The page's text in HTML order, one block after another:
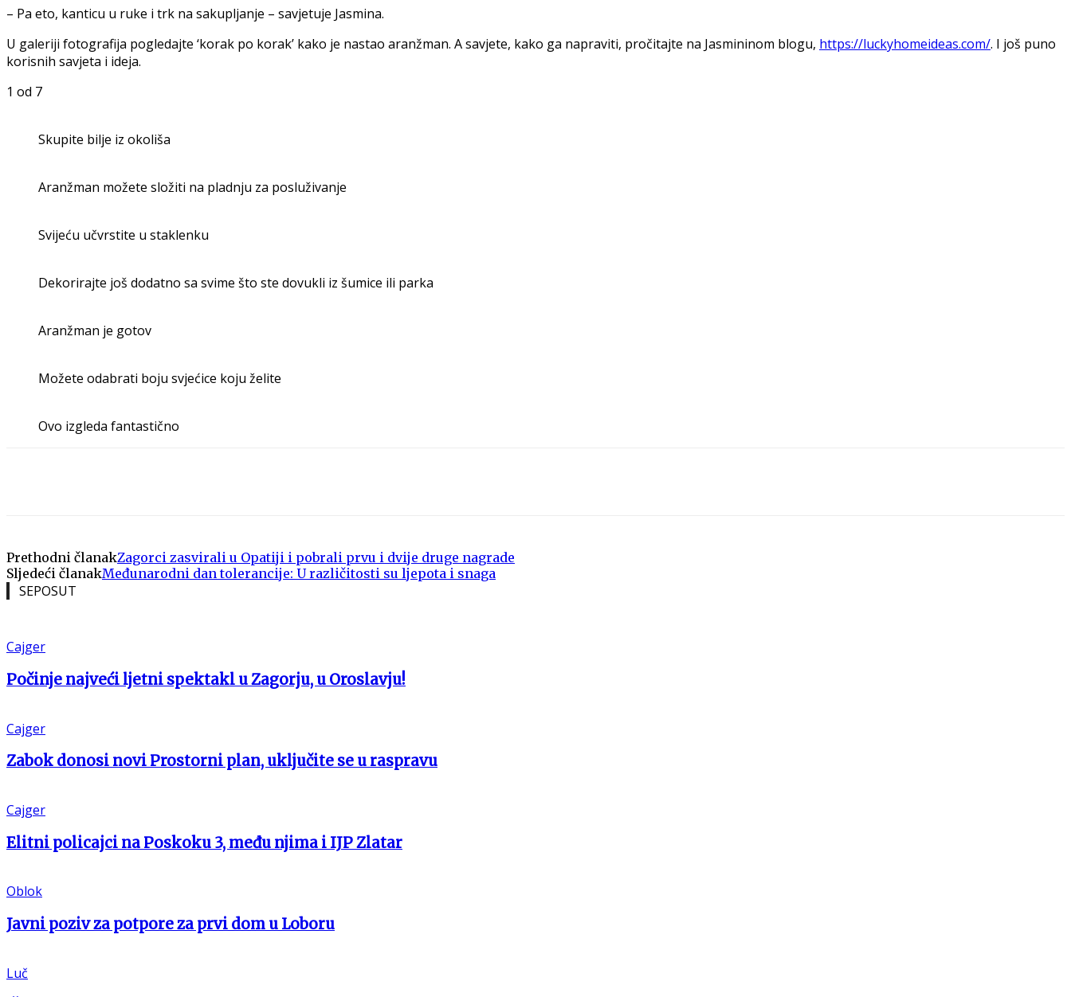
– Pa eto, kanticu u ruke i trk na sakupljanje – savjetuje Jasmina.
U galeriji fotografija pogledajte ‘korak po korak’ kako je nastao aranžman. A savjete, kako ga napraviti, pročitajte na Jasmininom blogu, https://luckyhomeideas.com/. I još puno
korisnih savjeta i ideja.
1 od 7
Skupite bilje iz okoliša
Aranžman možete složiti na pladnju za posluživanje
Svijeću učvrstite u staklenku
Dekorirajte još dodatno sa svime što ste dovukli iz šumice ili parka
Aranžman je gotov
Možete odabrati boju svjećice koju želite
Ovo izgleda fantastično
Prethodni članakZagorci zasvirali u Opatiji i pobrali prvu i dvije druge nagrade
Sljedeći članakMeđunarodni dan tolerancije: U različitosti su ljepota i snaga
SEPOSUT
Cajger
Počinje najveći ljetni spektakl u Zagorju, u Oroslavju!
Cajger
Zabok donosi novi Prostorni plan, uključite se u raspravu
Cajger
Elitni policajci na Poskoku 3, među njima i IJP Zlatar
Oblok
Javni poziv za potpore za prvi dom u Loboru
Luč